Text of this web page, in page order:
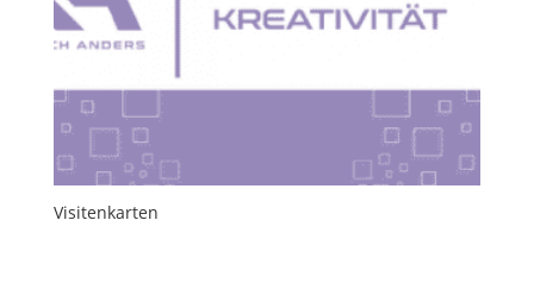
Visitenkarten